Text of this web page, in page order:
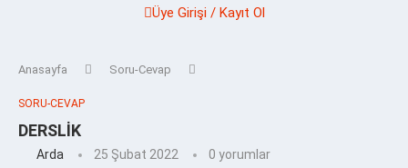
Üye Girişi / Kayıt Ol
Anasayfa Soru-Cevap
SORU-CEVAP
DERSLİK
Arda 25 Şubat 2022 0 yorumlar